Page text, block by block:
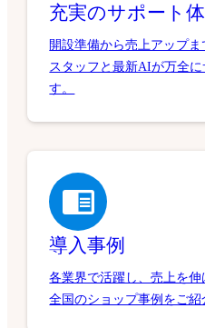
充実のサポート体
開設準備から売上アップ
スタッフと最新AIが万全に
す。
導入事例
各業界で活躍し、売上を伸
全国のショップ事例をご紹